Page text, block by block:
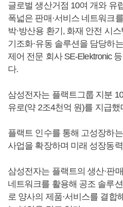
글로벌 생산거점 10여 개와 유
폭넓은 판매·서비스 네트워크
박·방산용 환기, 화재 안전 시
기조화·유동 솔루션을 담당하
제어 전문 회사 SE-Elektronic
다.
삼성전자는 플랙트그룹 지분
유로(약 2조4천억 원)를 지급했
플랙트 인수를 통해 고성장하
사업을 확장하며 미래 성장동
삼성전자는 플랙트의 생산·판
네트워크를 활용해 공조 솔루
로 양사의 제품·서비스를 결합